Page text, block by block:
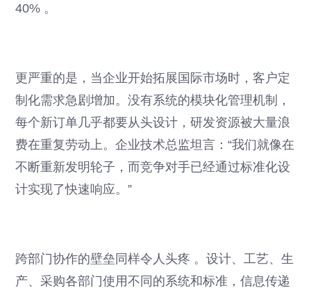
40% 。
更严重的是，当企业开始拓展国际市场时，客户定
制化需求急剧增加。没有系统的模块化管理机制，
每个新订单几乎都要从头设计，研发资源被大量浪
费在重复劳动上。企业技术总监坦言：“我们就像在
不断重新发明轮子，而竞争对手已经通过标准化设
计实现了快速响应。”
跨部门协作的壁垒同样令人头疼 。设计、工艺、生
产、采购各部门使用不同的系统和标准，信息传递